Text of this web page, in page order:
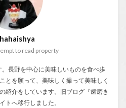
to read property
長野を中心に美味しいものを食べ歩
とを願って、美味しく撮って美味しく
紹介をしています。旧ブログ『歯磨き
トへ移行しました。